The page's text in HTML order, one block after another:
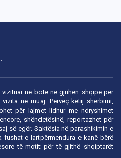
në botë në gjuhën shqipe për
në muaj. Përveç këtij shërbimi,
për lajmet lidhur me ndryshimet
shëndetësinë, reportazhet për
së egër. Saktësia në parashikimin e
e lartpërmendura e kanë bërë
të motit për të gjithë shqiptarët